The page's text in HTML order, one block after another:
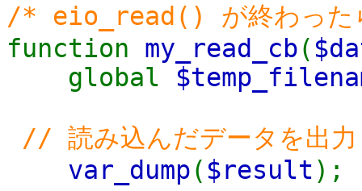
/* eio_read() が終わった
function my_read_cb(
global
// 読み込んだデータを出力
var_dump( $result);